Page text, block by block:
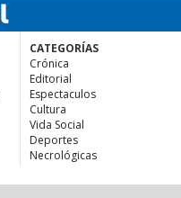
CATEGORÍAS
Crónica
Editorial
Espectaculos
Cultura
Vida Social
Deportes
Necrológicas